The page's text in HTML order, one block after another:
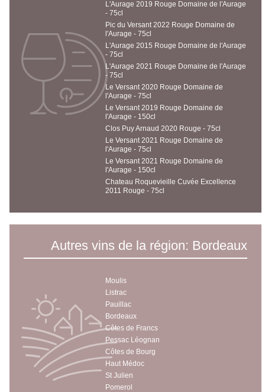
L'Aurage 2019 Rouge Domaine de l'Aurage
- 75cl
Pic du Versant 2022 Rouge Domaine de
l'Aurage - 75cl
L'Aurage 2015 Rouge Domaine de l'Aurage
- 75cl
L'Aurage 2021 Rouge Domaine de l'Aurage
- 75cl
Le Versant 2020 Rouge Domaine de
l'Aurage - 75cl
Le Versant 2019 Rouge Domaine de
l'Aurage - 150cl
Clos Puy Arnaud 2020 Rouge - 75cl
Le Versant 2021 Rouge Domaine de
l'Aurage - 75cl
Le Versant 2021 Rouge Domaine de
l'Aurage - 150cl
Chateau Roquevieille Cuvée Excellence
2011 Rouge - 75cl
Autres vins de la région: Bordeaux
Moulis
Listrac
Pauillac
Bordeaux
Côtes de Francs
Pessac Léognan
Côtes de Bourg
Haut Médoc
St Julien
Pomerol